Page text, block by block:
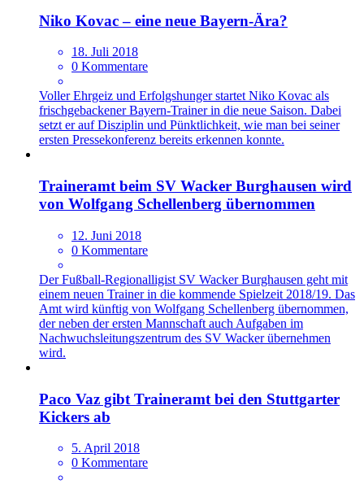
Niko Kovac – eine neue Bayern-Ära?
18. Juli 2018
0 Kommentare
Voller Ehrgeiz und Erfolgshunger startet Niko Kovac als
frischgebackener Bayern-Trainer in die neue Saison. Dabei
setzt er auf Disziplin und Pünktlichkeit, wie man bei seiner
ersten Pressekonferenz bereits erkennen konnte.
Traineramt beim SV Wacker Burghausen wird
von Wolfgang Schellenberg übernommen
12. Juni 2018
0 Kommentare
Der Fußball-Regionalligist SV Wacker Burghausen geht mit
einem neuen Trainer in die kommende Spielzeit 2018/19. Das
Amt wird künftig von Wolfgang Schellenberg übernommen,
der neben der ersten Mannschaft auch Aufgaben im
Nachwuchsleitungszentrum des SV Wacker übernehmen
wird.
Paco Vaz gibt Traineramt bei den Stuttgarter
Kickers ab
5. April 2018
0 Kommentare